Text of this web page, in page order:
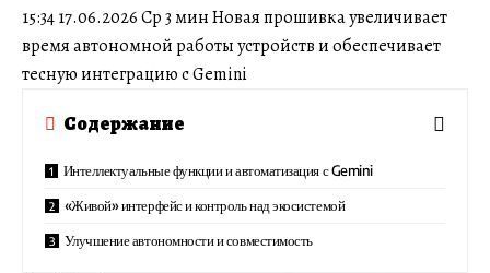
15:34 17.06.2026 Ср 3 мин Новая прошивка увеличивает
время автономной работы устройств и обеспечивает
тесную интеграцию с Gemini
Содержание
Интеллектуальные функции и автоматизация с Gemini
«Живой» интерфейс и контроль над экосистемой
Улучшение автономности и совместимость